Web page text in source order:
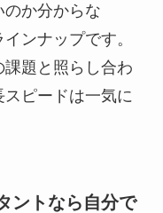
のか分からな
ンナップです。
題と照らし合わ
ピードは一気に
ントなら自分で